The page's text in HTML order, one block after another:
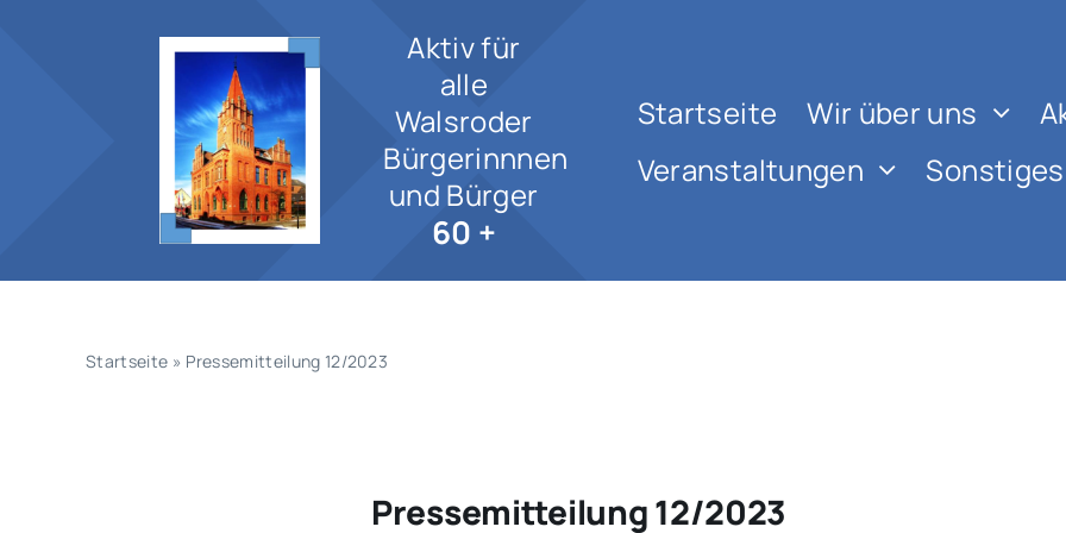
Aktiv für
alle
Walsroder
Bürgerinnnen
und Bürger
60 +
Startseite Wir über uns
Veranstaltungen
Sonstiges
Startseite » Pressemitteilung 12/2023
Pressemitteilung 12/2023